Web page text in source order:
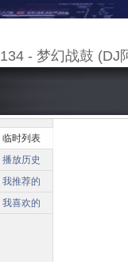
134 - 梦幻战鼓 (DJ
临时列表
播放历史
我推荐的
我喜欢的